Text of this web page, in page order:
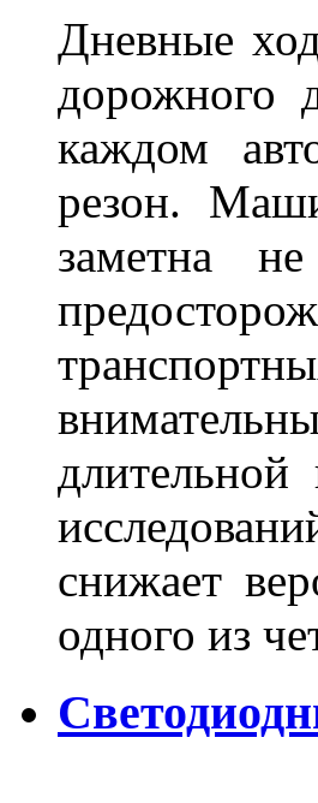
Дневные
дорожного
каждом
резон.
заметна
длительной
снижает
одного из